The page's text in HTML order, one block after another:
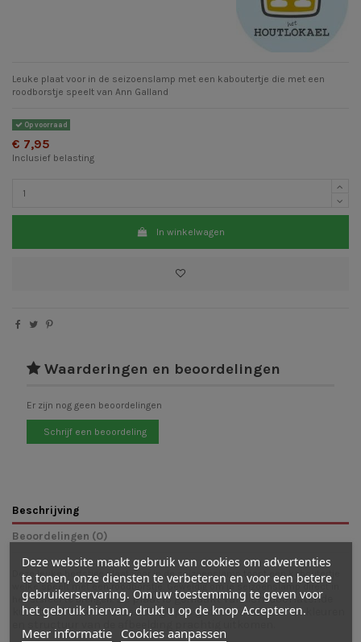
Leuke plaat voor in de seizoenslamp met een kaboutertje die met een
roodborstje speelt van Ann Galland
Op voorraad
€ 7,95
Inclusief belasting
In winkelwagen
Waarderingen en beoordelingen
Er zijn nog geen beoordelingen
Schrijf een beoordeling
Beschrijving
Beoordelingen (0)
Deze leuke herfstige plaat voor in de seizoenslamp toont een kaboutertje
welke speelt met een roodborstje. Geweldig om je seizoenslamp direct in
herfstsfeer te brengen. De plaat is gemaakt van lichtdoorlatende
kunststof waar de afbeelding op is gedrukt waardoor de kleuren
Deze website maakt gebruik van cookies om advertenties
te tonen, onze diensten te verbeteren en voor een betere
gebruikerservaring. Om uw toestemming te geven voor
het gebruik hiervan, drukt u op de knop Accepteren.
Meer informatie Cookies aanpassen